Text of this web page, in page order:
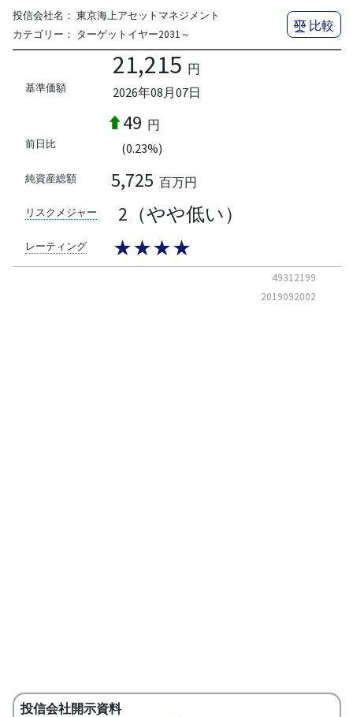
投信会社名： 東京海上アセットマネジメント
カテゴリー： ターゲットイヤー2031～
比較
基準価額
21,215 円
2026年08月07日
前日比
49 円
(0.23%)
純資産総額 5,725 百万円
リスクメジャー 2（やや低い）
レーティング ★★★★
49312199
2019092002
投信会社開示資料